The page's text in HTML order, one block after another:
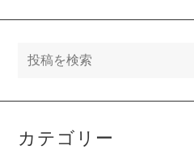
カテゴリー